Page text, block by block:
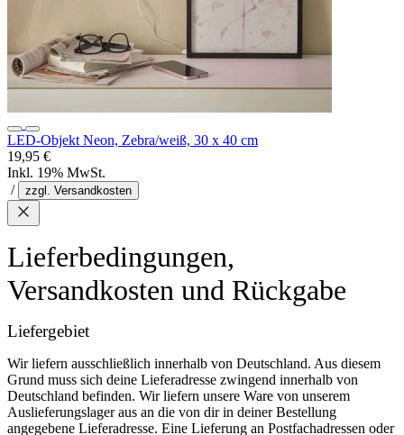
LED-Objekt Neon, Zebra/weiß, 30 x 40 cm
19,95 €
Inkl. 19% MwSt.
/
zzgl. Versandkosten
Lieferbedingungen,
Versandkosten und Rückgabe
Liefergebiet
Wir liefern ausschließlich innerhalb von Deutschland. Aus diesem
Grund muss sich deine Lieferadresse zwingend innerhalb von
Deutschland befinden. Wir liefern unsere Ware von unserem
Auslieferungslager aus an die von dir in deiner Bestellung
angegebene Lieferadresse. Eine Lieferung an Postfachadressen oder